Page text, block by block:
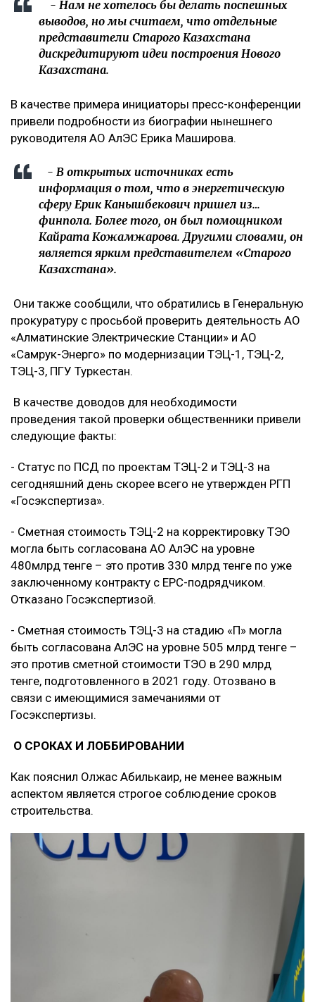
- Нам не хотелось бы делать поспешных
выводов, но мы считаем, что отдельные
представители Старого Казахстана
дискредитируют идеи построения Нового
Казахстана.
В качестве примера инициаторы пресс-конференции
привели подробности из биографии нынешнего
руководителя АО АлЭС Ерика Маширова.
- В открытых источниках есть
информация о том, что в энергетическую
сферу Ерик Канышбекович пришел из…
финпола. Более того, он был помощником
Кайрата Кожамжарова. Другими словами, он
является ярким представителем «Старого
Казахстана».
Они также сообщили, что обратились в Генеральную
прокуратуру с просьбой проверить деятельность АО
«Алматинские Электрические Станции» и АО
«Самрук-Энерго» по модернизации ТЭЦ-1, ТЭЦ-2,
ТЭЦ-3, ПГУ Туркестан.
В качестве доводов для необходимости
проведения такой проверки общественники привели
следующие факты:
- Статус по ПСД по проектам ТЭЦ-2 и ТЭЦ-3 на
сегодняшний день скорее всего не утвержден РГП
«Госэкспертиза».
- Сметная стоимость ТЭЦ-2 на корректировку ТЭО
могла быть согласована АО АлЭС на уровне
480млрд тенге – это против 330 млрд тенге по уже
заключенному контракту с ЕРС-подрядчиком.
Отказано Госэкспертизой.
- Сметная стоимость ТЭЦ-3 на стадию «П» могла
быть согласована АлЭС на уровне 505 млрд тенге –
это против сметной стоимости ТЭО в 290 млрд
тенге, подготовленного в 2021 году. Отозвано в
связи с имеющимися замечаниями от
Госэкспертизы.
О СРОКАХ И ЛОББИРОВАНИИ
Как пояснил Олжас Абилькаир, не менее важным
аспектом является строгое соблюдение сроков
строительства.